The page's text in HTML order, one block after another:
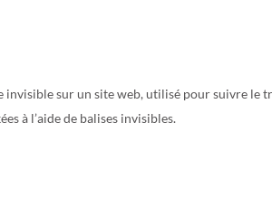
invisible sur un site web, utilisé pour suivre le
à l’aide de balises invisibles.